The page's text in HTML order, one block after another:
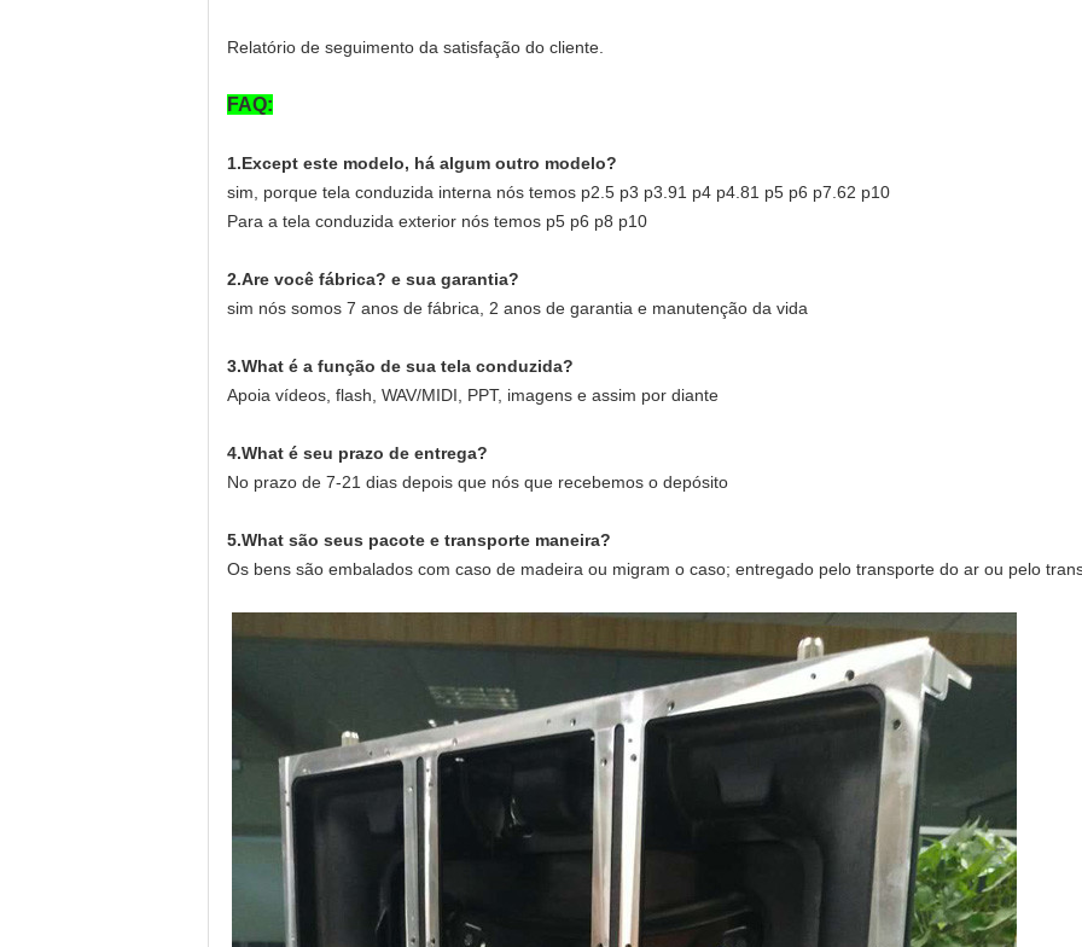
Relatório de seguimento da satisfação do cliente.
FAQ:
1.Except este modelo, há algum outro modelo?
sim, porque tela conduzida interna nós temos p2.5 p3 p3.91 p4 p4.81 p5 p6 p7.62 p10
Para a tela conduzida exterior nós temos p5 p6 p8 p10
2.Are você fábrica? e sua garantia?
sim nós somos 7 anos de fábrica, 2 anos de garantia e manutenção da vida
3.What é a função de sua tela conduzida?
Apoia vídeos, flash, WAV/MIDI, PPT, imagens e assim por diante
4.What é seu prazo de entrega?
No prazo de 7-21 dias depois que nós que recebemos o depósito
5.What são seus pacote e transporte maneira?
Os bens são embalados com caso de madeira ou migram o caso; entregado pelo transporte do ar ou pelo